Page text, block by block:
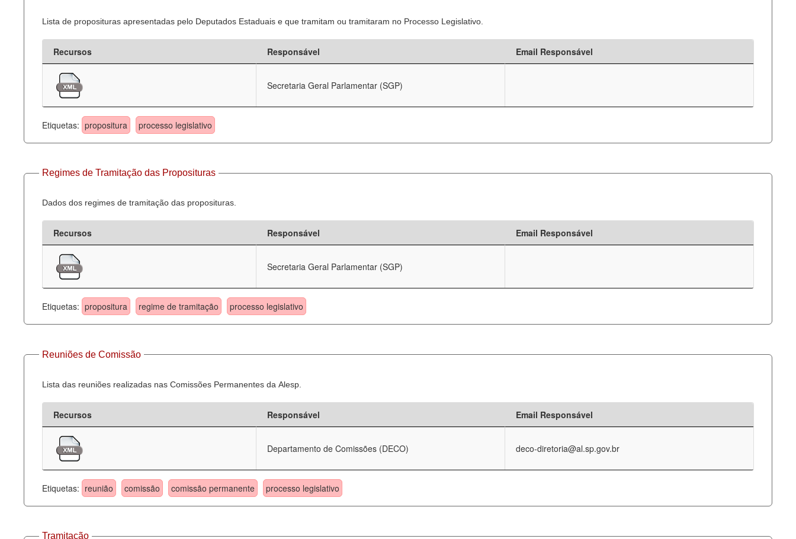
Lista de proposituras apresentadas pelo Deputados Estaduais e que tramitam ou tramitaram no Processo Legislativo.
Recursos Responsável Email Responsável
Secretaria Geral Parlamentar (SGP)
Etiquetas: propositura processo legislativo
Regimes de Tramitação das Proposituras
Dados dos regimes de tramitação das proposituras.
Recursos Responsável Email Responsável
Secretaria Geral Parlamentar (SGP)
Etiquetas: propositura regime de tramitação processo legislativo
Reuniões de Comissão
Lista das reuniões realizadas nas Comissões Permanentes da Alesp.
Recursos Responsável Email Responsável
Departamento de Comissões (DECO) deco-diretoria@al.sp.gov.br
Etiquetas: reunião comissão comissão permanente processo legislativo
Tramitação